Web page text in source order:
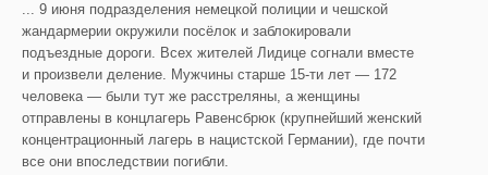
... 9 июня подразделения немецкой полиции и чешской
жандармерии окружили посёлок и заблокировали
подъездные дороги. Всех жителей Лидице согнали вместе
и произвели деление. Мужчины старше 15-ти лет — 172
человека — были тут же расстреляны, а женщины
отправлены в концлагерь Равенсбрюк (крупнейший женский
концентрационный лагерь в нацистской Германии), где почти
все они впоследствии погибли.